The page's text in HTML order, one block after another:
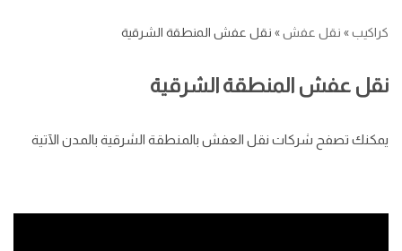
كراكيب» نقل عفش» نقل عفش المنطقة الشرقية
نقل عفش المنطقة الشرقية
يمكنك تصفح شركات نقل العفش بالمنطقة الشرقية بالمدن الآتية